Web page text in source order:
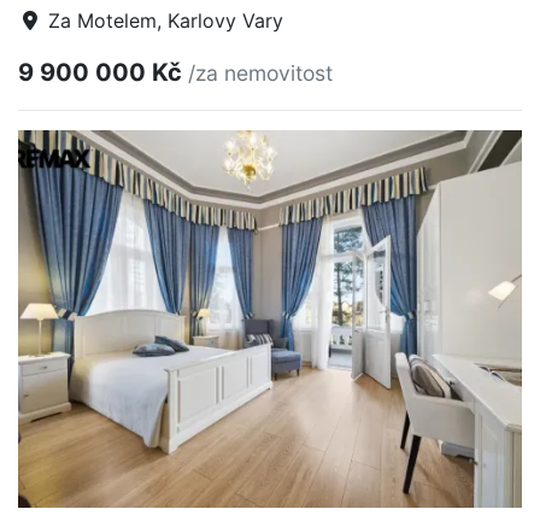
Za Motelem, Karlovy Vary
9 900 000 Kč /za nemovitost